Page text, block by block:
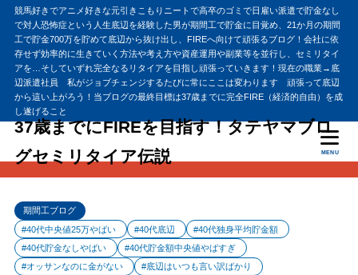
競馬好きでアニメ好きな元引きこもりニートで高卒のゴミで日雇い派遣で貯金なし
で対人恐怖症という人生底辺を経験した男が期間工で貯金に目覚め、21か月の期間
工で貯金700万を貯めて底辺から抜け出し、FIREへ向けて頑張るブログ！会社に依
存せず効率的に生きていく方法や考え方や資産運用や副業等を並行し、セミリタイ
アを…そしていずれ完全なるリタイアを目指し頑張っていきます！現在の職業→底
辺派遣社員 私がジョブチェンジするたびに常にここは変わります 頑張って底辺
から這い上がろう！当ブログの最終目標は37歳までに完全FIRE（経済的自由）を成
し遂げること
37歳までにFIREを目指す！タテヤマブロ
グセミリタイア伝説
MENU
期間工ブログ
#40代中央値25万やばい
#40代底辺
#40代独身平均貯金額
#40代貯金なしやばい
#40代貯金額中央値やばすぎ
#オッサンなのに金がない
#底辺はいつも言い訳ばかり